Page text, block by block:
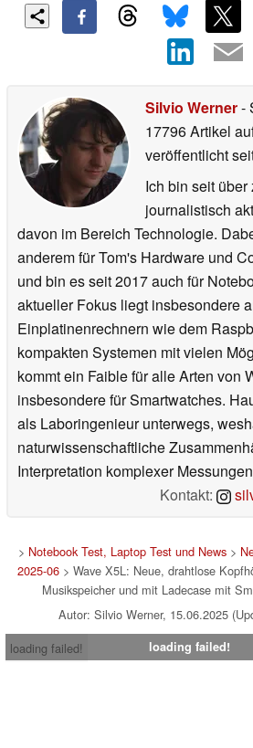
Silvio Werner-
17796 Artikel
veröffentlicht
Ich bin seit über
journalistisch
davon im Bereich Technologie.
anderem für Tom's Hardware und
und bin es seit 2017 auch für
aktueller Fokus liegt insbesondere
Einplatinenrechnern wie dem
kompakten Systemen mit vielen
kommt ein Faible für alle Arten von
insbesondere für Smartwatches.
als Laboringenieur unterwegs,
naturwissenschaftliche
Interpretation komplexer
Kontakt:
> Notebook Test, Laptop Test und News>
2025-06 > Wave X5L: Neue, drahtlose
Musikspeicher und mit Ladecase mit
Autor: Silvio Werner, 15.06.2025
loading failed!
loading failed!